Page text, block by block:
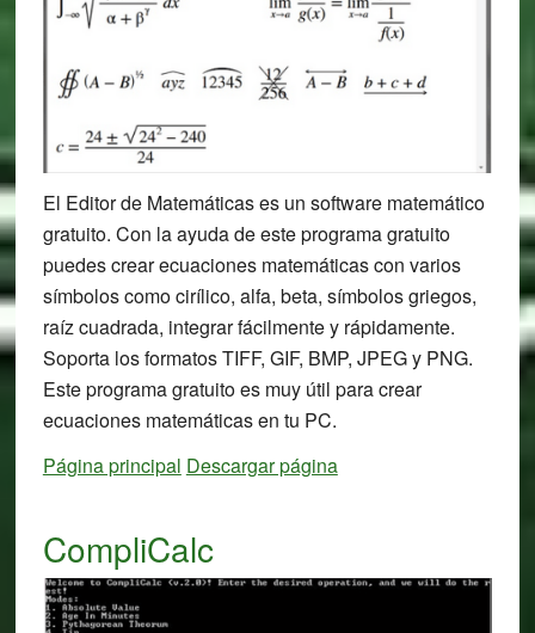
El Editor de Matemáticas es un software matemático
gratuito. Con la ayuda de este programa gratuito
puedes crear ecuaciones matemáticas con varios
símbolos como cirílico, alfa, beta, símbolos griegos,
raíz cuadrada, integrar fácilmente y rápidamente.
Soporta los formatos TIFF, GIF, BMP, JPEG y PNG.
Este programa gratuito es muy útil para crear
ecuaciones matemáticas en tu PC.
Página principal Descargar página
CompliCalc